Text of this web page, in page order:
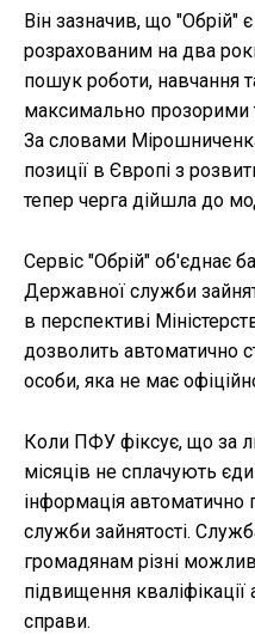
Він зазначив, що "Обрій"
розрахованим на два
пошук роботи, навчання
максимально прозорими
За словами
позиції в Європі з
тепер черга дійшла до
Сервіс "Обрій" об'єднає
Державної служби
в перспективі
дозволить автоматично
особи, яка не має
Коли ПФУ фіксує, що за
місяців не сплачують
інформація
служби зайнятості.
громадянам різні
підвищення кваліфікації
справи.